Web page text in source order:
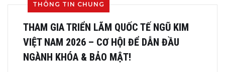
THÔNG TIN CHUNG
THAM GIA TRIỂN LÃM QUỐC TẾ NGŨ KIM
VIỆT NAM 2026 – CƠ HỘI ĐỂ DẪN ĐẦU
NGÀNH KHÓA & BẢO MẬT!